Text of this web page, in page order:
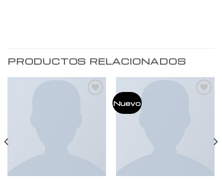
PRODUCTOS RELACIONADOS
Nuevo